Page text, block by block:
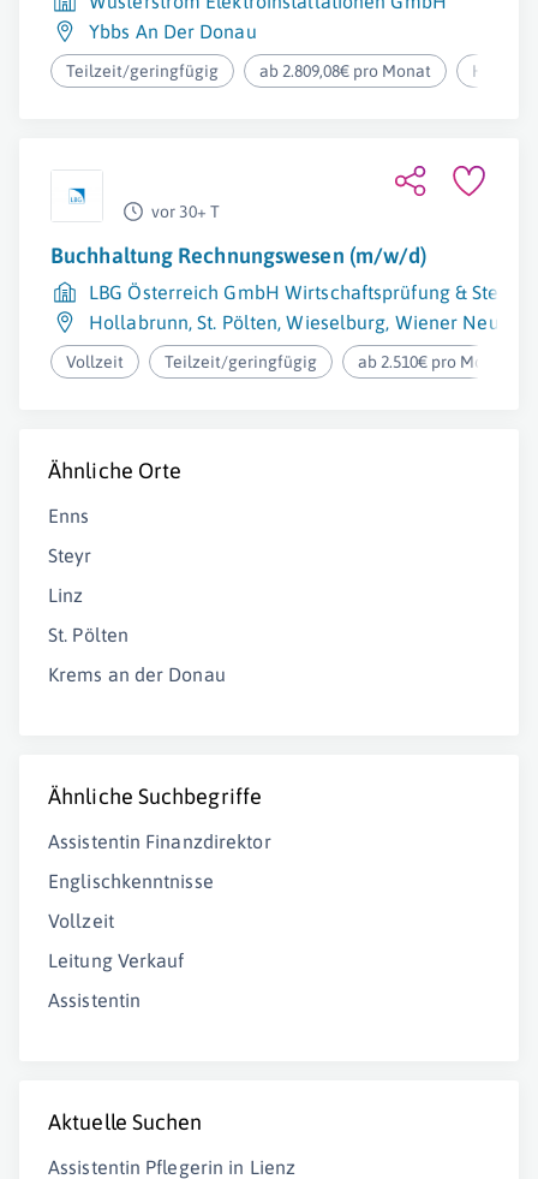
Ybbs An Der Donau
Teilzeit/geringfügig ab 2.809,08€ pro Monat
vor 30+ T
Buchhaltung Rechnungswesen (m/w/d)
LBG Österreich GmbH Wirtschaftsprüfung &
Hollabrunn,St. Pölten,Wieselburg, Wiener
Vollzeit Teilzeit/geringfügig ab 2.510€ pro Monat
Ähnliche Orte
Enns
Steyr
Linz
St. Pölten
Krems an der Donau
Ähnliche Suchbegriffe
Assistentin Finanzdirektor
Englischkenntnisse
Vollzeit
Leitung Verkauf
Assistentin
Aktuelle Suchen
Assistentin Pflegerin in Lienz